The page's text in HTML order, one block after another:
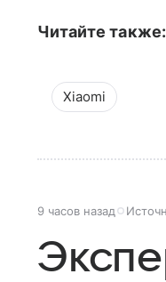
Читайте также:
Xiaomi
9 часов назад